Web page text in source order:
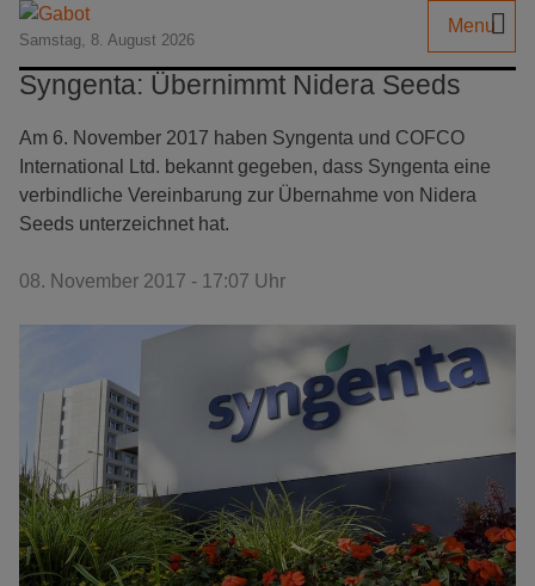
Samstag, 8. August 2026
Menu
Syngenta: Übernimmt Nidera Seeds
Am 6. November 2017 haben Syngenta und COFCO
International Ltd. bekannt gegeben, dass Syngenta eine
verbindliche Vereinbarung zur Übernahme von Nidera
Seeds unterzeichnet hat.
08. November 2017 - 17:07 Uhr